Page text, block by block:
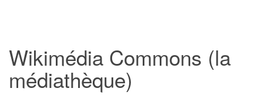
Wikimédia Commons (la
médiathèque)